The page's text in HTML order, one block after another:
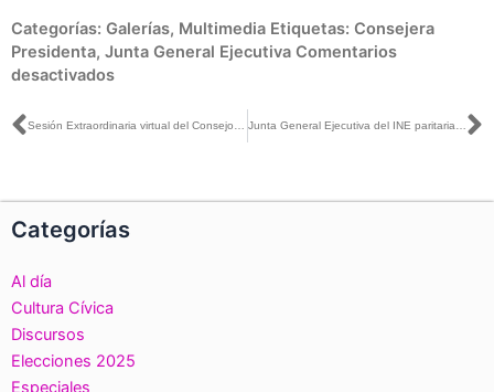
Categorías: Galerías, Multimedia Etiquetas: Consejera
Presidenta, Junta General Ejecutiva Comentarios
desactivados
en
Conferencia
de
Ant Sesión Extraordinaria virtual del Consejo General. Junta General Ejecutiva del INE paritaria integra representantes indígenas y la comunidad LGBTQ+
Categorías
Al día
Cultura Cívica
Discursos
Elecciones 2025